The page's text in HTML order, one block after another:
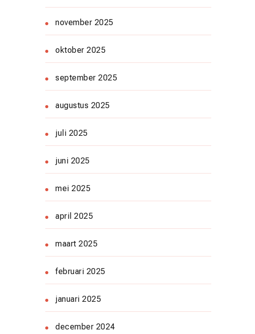
november 2025
oktober 2025
september 2025
augustus 2025
juli 2025
juni 2025
mei 2025
april 2025
maart 2025
februari 2025
januari 2025
december 2024